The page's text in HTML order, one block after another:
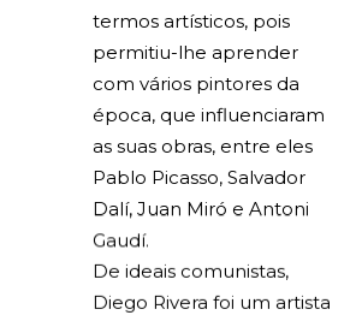
termos artísticos, pois
permitiu-lhe aprender
com vários pintores da
época, que influenciaram
as suas obras, entre eles
Pablo Picasso, Salvador
Dalí, Juan Miró e Antoni
Gaudí.
De ideais comunistas,
Diego Rivera foi um artista